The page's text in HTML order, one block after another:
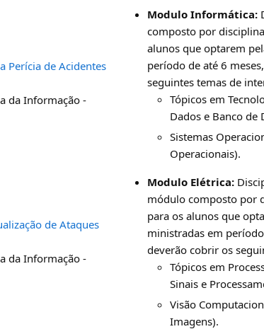
Perícia de Acidentes
da Informação -
de Ataques
da Informação -
Modulo Informática:
composto por
alunos que optarem
período de até 6
seguintes temas de
Tópicos em
Dados e Banco de
Sistemas
Operacionais).
Modulo Elétrica:
módulo composto por
para os alunos que
ministradas em
deverão cobrir os
Tópicos em
Sinais e
Visão
Imagens).